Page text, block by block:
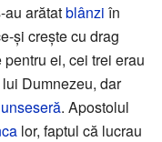
au arătatblânzi în
şi creşte cu drag
ei, cei trei erau
Dumnezeu, dar
. Apostolul
lor, faptul că lucrau